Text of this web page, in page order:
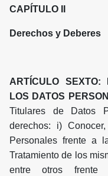
CAPÍTULO II
Derechos y Deberes
ARTÍCULO
LOS DATOS
Titulares de Datos
derechos: i)
Personales frente a
Tratamiento de los
entre otros frente